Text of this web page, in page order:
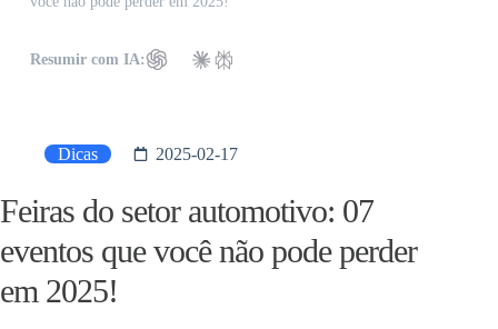
Resumir com IA:
Dicas 2025-02-17
Feiras do setor automotivo: 07
eventos que você não pode perder
em 2025!